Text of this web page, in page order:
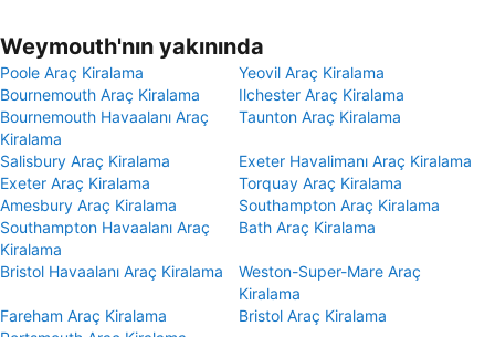
Weymouth'nın yakınında
Poole Araç Kiralama
Yeovil Araç Kiralama
Bournemouth Araç Kiralama
Ilchester Araç Kiralama
Bournemouth Havaalanı Araç
Kiralama
Taunton Araç Kiralama
Salisbury Araç Kiralama
Exeter Havalimanı Araç Kiralama
Exeter Araç Kiralama
Torquay Araç Kiralama
Amesbury Araç Kiralama
Southampton Araç Kiralama
Southampton Havaalanı Araç
Kiralama
Bath Araç Kiralama
Bristol Havaalanı Araç Kiralama
Weston-Super-Mare Araç
Kiralama
Fareham Araç Kiralama
Bristol Araç Kiralama